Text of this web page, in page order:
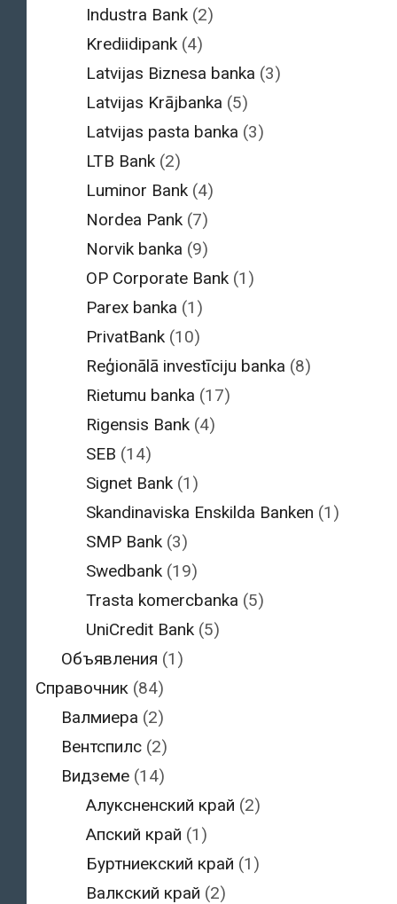
Industra Bank (2)
Krediidipank (4)
Latvijas Biznesa banka (3)
Latvijas Krājbanka (5)
Latvijas pasta banka (3)
LTB Bank (2)
Luminor Bank (4)
Nordea Pank (7)
Norvik banka (9)
OP Corporate Bank (1)
Parex banka (1)
PrivatBank (10)
Reģionālā investīciju banka (8)
Rietumu banka (17)
Rigensis Bank (4)
SEB (14)
Signet Bank (1)
Skandinaviska Enskilda Banken (1)
SMP Bank (3)
Swedbank (19)
Trasta komercbanka (5)
UniCredit Bank (5)
Объявления (1)
Справочник (84)
Валмиера (2)
Вентспилс(2)
Видземе(14)
Алуксненский край (2)
Апский край (1)
Буртниекский край (1)
Валкский край (2)